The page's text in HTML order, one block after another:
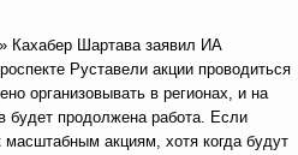
Кахабер Шартава заявил ИА
Руставели акции проводиться
организовывать в регионах, и на
будет продолжена работа. Если
масштабным акциям, хотя когда будут